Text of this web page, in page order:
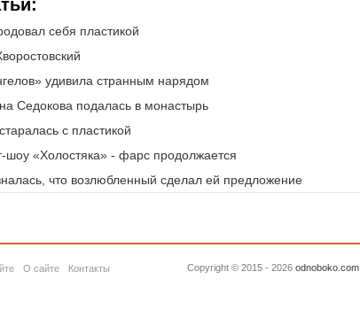
себя пластикой
удивила странным нарядом
Седокова подалась в монастырь
с пластикой
шоу «Холостяка» - фарс продолжается
что возлюбленный сделал ей предложение
О сайте Контакты Copyright © 2015 - 2026 odnoboko.com